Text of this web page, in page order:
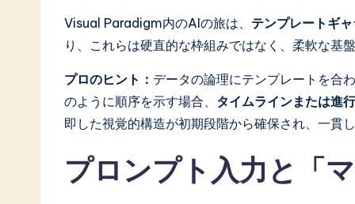
Visual Paradigm内のAIの旅は、 テンプレートギ
り、これらは硬直的な枠組みではなく、柔軟な基盤
プロのヒント： データの論理にテンプレートを合
のように順序を示す場合、 タイムラインまたは進
即した視覚的構造が初期段階から確保され、一貫
プロンプト入力と「